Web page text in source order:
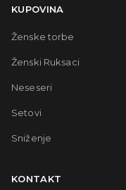
KUPOVINA
Ženske torbe
Ženski Ruksaci
Neseseri
Setovi
Sniženje
KONTAKT